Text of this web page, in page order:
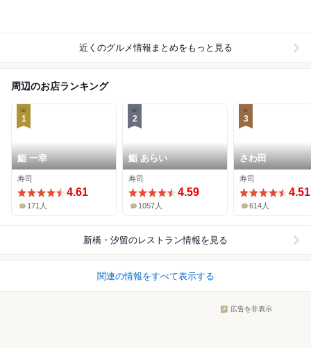
近くのグルメ情報まとめをもっと見る
周辺のお店ランキング
1
鮨 一幸
寿司
4.61
171人
2
鮨 あらい
寿司
4.59
1057人
3
さわ田
寿司
4.51
614人
新橋・汐留のレストラン情報を見る
関連の情報をすべて表示する
広告を非表示